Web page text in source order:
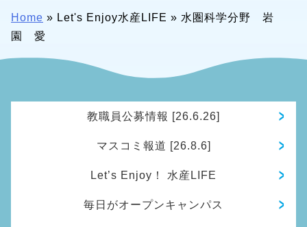
Home » Let's Enjoy水産LIFE » 水圏科学分野 岩
園 愛
教職員公募情報 [26.6.26]
マスコミ報道 [26.8.6]
Let’s Enjoy！ 水産LIFE
毎日がオープンキャンパス